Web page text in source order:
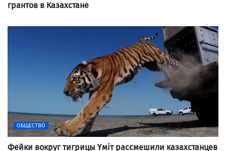
грантов в Казахстане
ОБЩЕСТВО
Фейки вокруг тигрицы Үміт рассмешили казахстанцев